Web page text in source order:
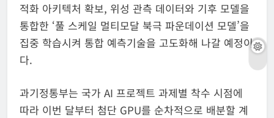
적화 아키텍처 확보, 위성 관측 데이터와 기후 모델을
통합한 ‘풀 스케일 멀티모달 북극 파운데이션 모델’을
집중 학습시켜 통합 예측기술을 고도화해 나갈 예정이
다.
과기정통부는 국가 AI 프로젝트 과제별 착수 시점에
따라 이번 달부터 첨단 GPU를 순차적으로 배분할 계